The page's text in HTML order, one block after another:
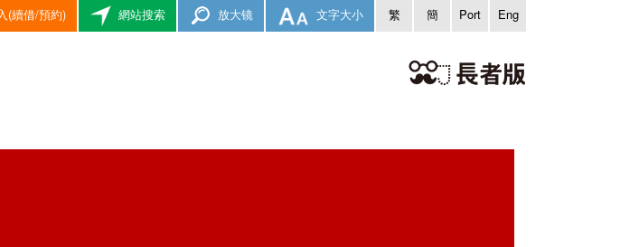
(續借/預約) 網站搜索 放大镜 文字大小 繁 簡 Port Eng